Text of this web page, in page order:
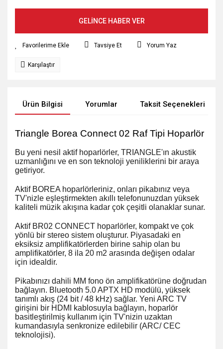
GELİNCE HABER VER
Tavsiye Et Yorum Yaz
Karşılaştır
Ürün Bilgisi Yorumlar Taksit Seçenekleri
Triangle Borea Connect 02 Raf Tipi Hoparlör
Bu yeni nesil aktif hoparlörler, TRIANGLE'ın akustik
uzmanlığını ve en son teknoloji yeniliklerini bir araya
getiriyor.
Aktif BOREA hoparlörleriniz, onları pikabınız veya
TV'nizle eşleştirmekten akıllı telefonunuzdan yüksek
kaliteli müzik akışına kadar çok çeşitli olanaklar sunar.
Aktif BR02 CONNECT hoparlörler, kompakt ve çok
yönlü bir stereo sistem oluşturur. Piyasadaki en
eksiksiz amplifikatörlerden birine sahip olan bu
amplifikatörler, 8 ila 20 m2 arasında değişen odalar
için idealdir.
Pikabınızı dahili MM fono ön amplifikatörüne doğrudan
bağlayın. Bluetooth 5.0 APTX HD modülü, yüksek
tanımlı akış (24 bit / 48 kHz) sağlar. Yeni ARC TV
girişini bir HDMI kablosuyla bağlayın, hoparlör
basitleştirilmiş kullanım için TV'nizin uzaktan
kumandasıyla senkronize edilebilir (ARC/ CEC
teknolojisi).